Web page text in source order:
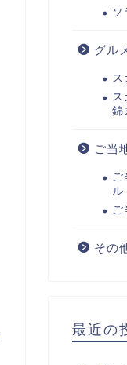
ソ
グル
錦
ご当
ル
その
最近の